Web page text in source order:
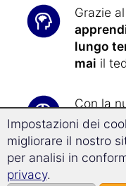
Grazie
lungo
mai il
Con la
ricettivo
Impostazioni dei
migliorare il nostro
per analisi in
privacy.